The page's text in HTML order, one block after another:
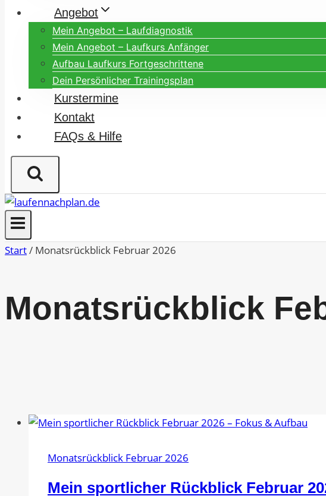
Angebot
Mein Angebot – Laufdiagnostik
Mein Angebot – Laufkurs Anfänger
Aufbau Laufkurs Fortgeschrittene
Dein Persönlicher Trainingsplan
Kurstermine
Kontakt
FAQs & Hilfe
Start/ Monatsrückblick Februar 2026
Monatsrückblick
Monatsrückblick Februar 2026
Mein sportlicher Rückblick Februar